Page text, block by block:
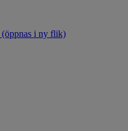
(öppnas i ny flik)